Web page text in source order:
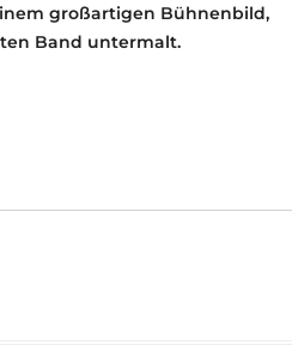
großartigen Bühnenbild,
Band untermalt.